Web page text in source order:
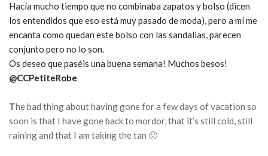
Hacía mucho tiempo que no combinaba zapatos y bolso (dicen
los entendidos que eso está muy pasado de moda), pero a mí me
encanta como quedan este bolso con las sandalias, parecen
conjunto pero no lo son.
Os deseo que paséis una buena semana! Muchos besos!
@CCPetiteRobe
The bad thing about having gone for a few days of vacation so
soon is that I have gone back to mordor, that it’s still cold, still
raining and that I am taking the tan 🙁